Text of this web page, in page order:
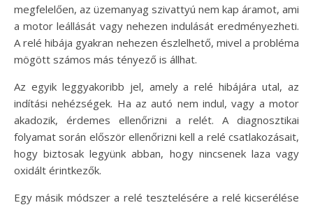
megfelelően, az üzemanyag szivattyú nem kap áramot, ami
a motor leállását vagy nehezen indulását eredményezheti.
A relé hibája gyakran nehezen észlelhető, mivel a probléma
mögött számos más tényező is állhat.
Az egyik leggyakoribb jel, amely a relé hibájára utal, az
indítási nehézségek. Ha az autó nem indul, vagy a motor
akadozik, érdemes ellenőrizni a relét. A diagnosztikai
folyamat során először ellenőrizni kell a relé csatlakozásait,
hogy biztosak legyünk abban, hogy nincsenek laza vagy
oxidált érintkezők.
Egy másik módszer a relé tesztelésére a relé kicserélése